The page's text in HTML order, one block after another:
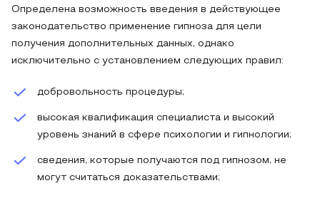
Определена возможность введения в действующее
законодательство применение гипноза для цели
получения дополнительных данных, однако
исключительно с установлением следующих правил:
добровольность процедуры;
высокая квалификация специалиста и высокий
уровень знаний в сфере психологии и гипнологии;
сведения, которые получаются под гипнозом, не
могут считаться доказательствами;